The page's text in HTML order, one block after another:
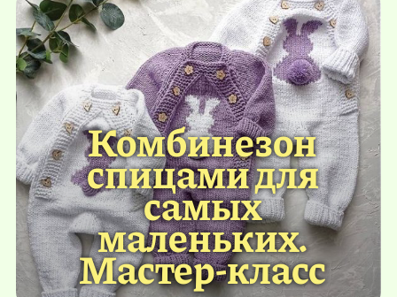
Комбинезон
спицами для
самых
маленьких.
Мастер-класс